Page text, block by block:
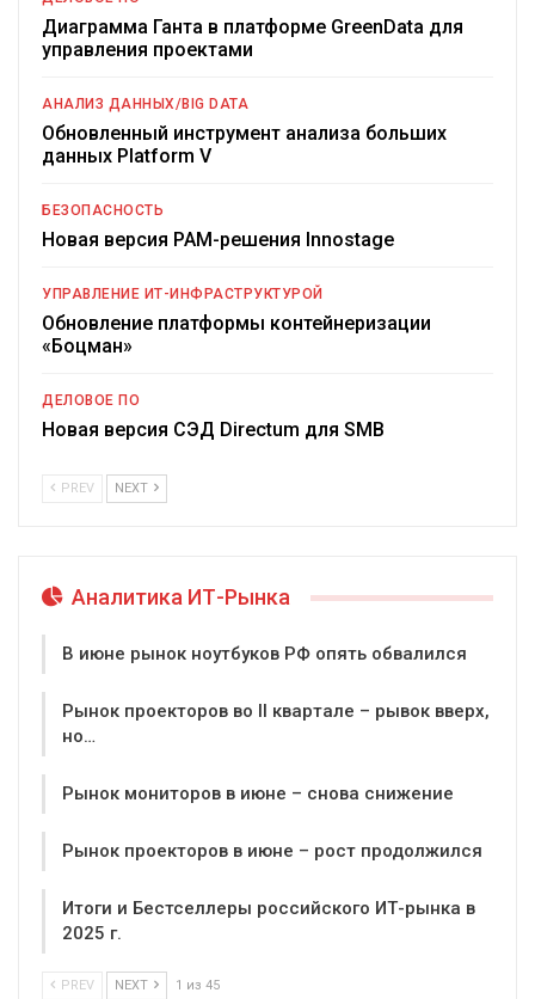
Диаграмма Ганта в платформе GreenData для
управления проектами
АНАЛИЗ ДАННЫХ/BIG DATA
Обновленный инструмент анализа больших
данных Platform V
БЕЗОПАСНОСТЬ
Новая версия PAM-решения Innostage
УПРАВЛЕНИЕ ИТ-ИНФРАСТРУКТУРОЙ
Обновление платформы контейнеризации
«Боцман»
ДЕЛОВОЕ ПО
Новая версия СЭД Directum для SMB
PREV NEXT
Аналитика ИТ-Рынка
В июне рынок ноутбуков РФ опять обвалился
Рынок проекторов во II квартале – рывок вверх,
но…
Рынок мониторов в июне – снова снижение
Рынок проекторов в июне – рост продолжился
Итоги и Бестселлеры российского ИТ-рынка в
2025 г.
PREV NEXT 1 из 45